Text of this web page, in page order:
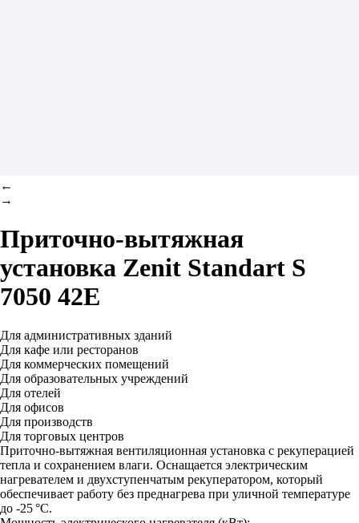
←
→
Приточно-вытяжная
установка Zenit Standart S
7050 42E
Для административных зданий
Для кафе или ресторанов
Для коммерческих помещений
Для образовательных учреждений
Для отелей
Для офисов
Для производств
Для торговых центров
Приточно-вытяжная вентиляционная установка с рекуперацией
тепла и сохранением влаги. Оснащается электрическим
нагревателем и двухступенчатым рекуператором, который
обеспечивает работу без преднагрева при уличной температуре
до -25 °C.